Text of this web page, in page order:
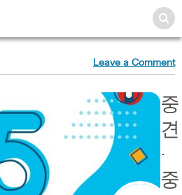
Leave a Comment
중
견
·
중